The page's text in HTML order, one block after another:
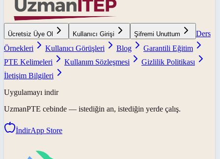
Ücretsiz Üye Ol Kullanıcı Girişi Şifremi Unuttum
Ders
Örnekleri
Kullanıcı Görüşleri Blog
Garantili Eğitim
PTE Kelimeleri
Kullanım Sözleşmesi
Gizlilik Politikası
İletişim Bilgileri
Uygulamayı indir
UzmanPTE cebinde — istediğin an, istediğin yerde çalış.
İndirApp Store